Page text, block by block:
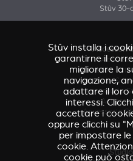
Stûv 30-
Accessori
Accessori &
Accessori &
Accessorio
Accessorio
Stûv installa i
garantirne il
migliorare la
navigazione,
adattare il loro
interessi.
accettare i
oppure clicchi su
per impostare
cookie.
cookie può